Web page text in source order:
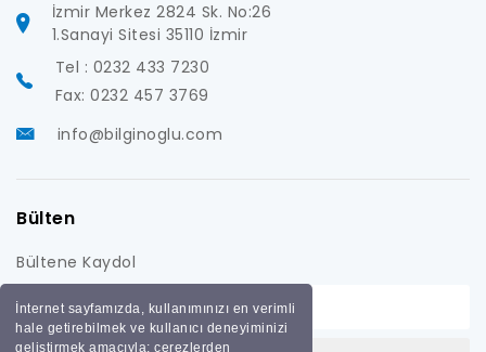
İnternet sayfamızda, kullanımınızı en verimli
hale getirebilmek ve kullanıcı deneyiminizi
geliştirmek amacıyla; çerezlerden
İzmir Merkez 2824 Sk. No:26
1.Sanayi Sitesi 35110 İzmir
Tel : 0232 433 7230
Fax: 0232 457 3769
info@bilginoglu.com
Bülten
Bültene Kaydol